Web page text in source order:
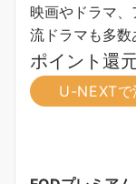
映画やドラマ
流ドラマも多数
ポイント還
U-NEXTで